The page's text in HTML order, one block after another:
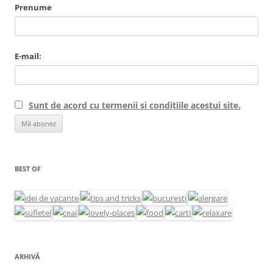
Prenume
E-mail:
Sunt de acord cu termenii și condițiile acestui site.
BEST OF
ARHIVĂ